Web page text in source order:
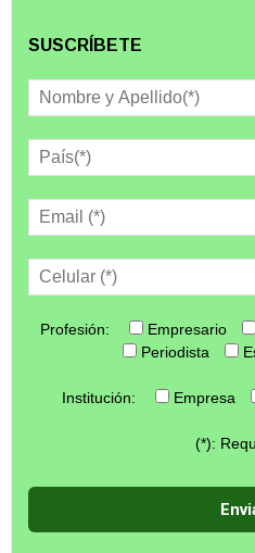
SUSCRÍBETE
Profesión: Empresario
Periodista
Institución: Empresa
(*):